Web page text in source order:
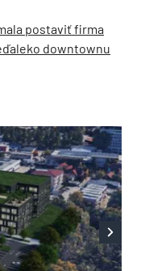
postaviť firma
downtownu